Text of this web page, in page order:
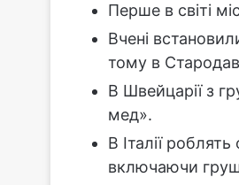
Перше в світі
Вчені
тому в
В Швейцарії з
мед».
В Італії
включаючи